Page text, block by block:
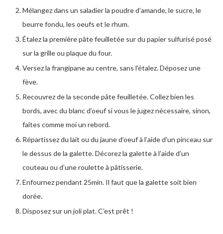
Mélangez dans un saladier la poudre d’amande, le sucre, le
beurre fondu, les oeufs et le rhum.
Étalez la première pâte feuilletée sur du papier sulfurisé posé
sur la grille ou plaque du four.
Versez la frangipane au centre, sans l’étalez. Déposez une
fève.
Recouvrez de la seconde pâte feuilletée. Collez bien les
bords, avec du blanc d’oeuf si vous le jugez nécessaire, sinon,
faîtes comme moi un rebord.
Répartissez du lait ou du jaune d’oeuf à l’aide d’un pinceau sur
le dessus de la galette. Décorez la galette à l’aide d’un
couteau ou d’une roulette à pâtisserie.
Enfournez pendant 25min. Il faut que la galette soit bien
dorée.
Disposez sur un joli plat. C’est prêt !